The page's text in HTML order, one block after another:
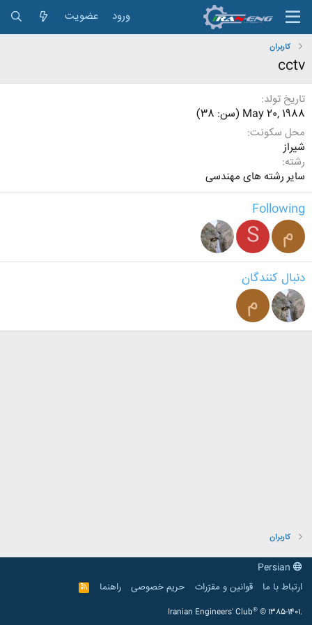
ورود عضویت
کاربران
cctv
تاریخ تولد
May 20, 1988 (سن: 38)
محل سکونت
شیراز
رشته
سایر رشته های مهندسی
Following
م S
دنبال کنندگان
م
کاربران
ارتباط با ما
قوانین و مقرّرات حریم خصوصی راهنما
R
S
Iranian Engineers' Club® © 1385-1401.